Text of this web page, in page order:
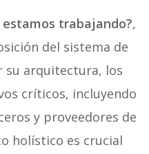
estamos trabajando?,
del sistema de
su arquitectura, los
críticos, incluyendo
y proveedores de
holístico es crucial